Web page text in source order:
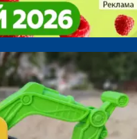
Строители из 70-
«Золотой
Строители из 70-
«Золотой